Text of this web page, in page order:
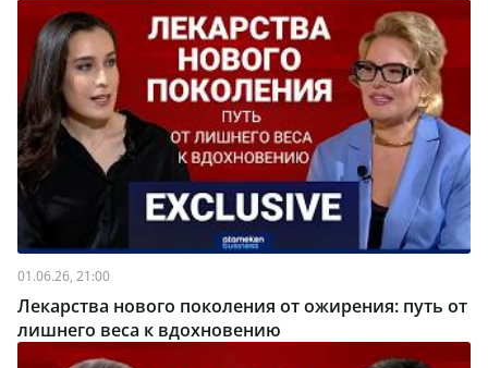
01.06.26, 21:00
Лекарства нового поколения от ожирения: путь от
лишнего веса к вдохновению